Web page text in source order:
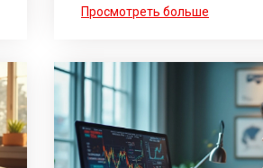
по внедрению схемы
клиентов. Вдохновляющие
профессионалов помогут
полной мере. Понимание
обеспечить долгосрочный
Просмотреть больше